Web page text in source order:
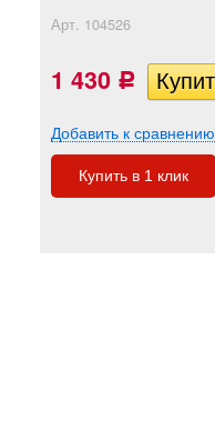
Арт. 104526
1 430 Р
Добавить к сравнению
Купить в 1 клик